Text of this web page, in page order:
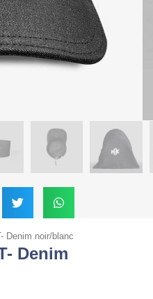
Denim noir/blanc
Denim